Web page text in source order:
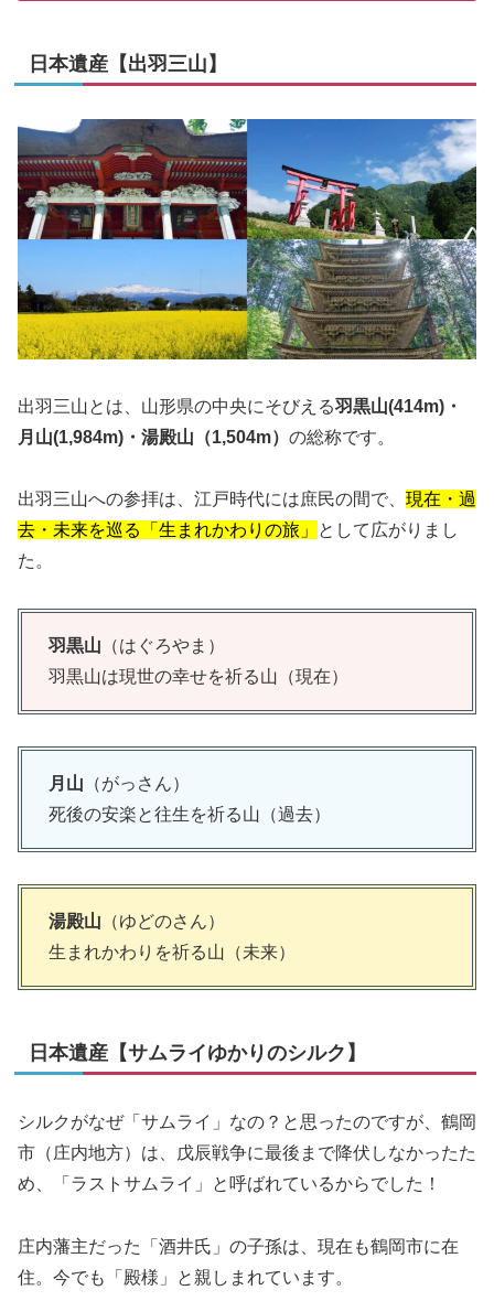
日本遺産【出羽三山】
出羽三山とは、山形県の中央にそびえる羽黒山(414m)・
月山(1,984m)・湯殿山（1,504m） の総称です。
出羽三山への参拝は、江戸時代には庶民の間で、 現在・過
去・未来を巡る「生まれかわりの旅」
として広がりまし
た。
羽黒山 （はぐろやま）
羽黒山は現世の幸せを祈る山（現在）
月山 （がっさん）
死後の安楽と往生を祈る山（過去）
湯殿山 （ゆどのさん）
生まれかわりを祈る山（未来）
日本遺産【サムライゆかりのシルク】
シルクがなぜ「サムライ」なの？と思ったのですが、鶴岡
市（庄内地方）は、戊辰戦争に最後まで降伏しなかったた
め、「ラストサムライ」と呼ばれているからでした！
庄内藩主だった「酒井氏」の子孫は、現在も鶴岡市に在
住。今でも「殿様」と親しまれています。